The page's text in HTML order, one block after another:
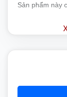
Sản phẩm này
cường lực